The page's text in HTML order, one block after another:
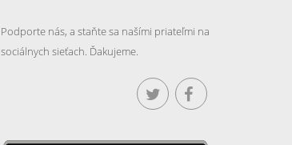
Podporte nás, a staňte sa našími priateľmi na
sociálnych sieťach. Ďakujeme.